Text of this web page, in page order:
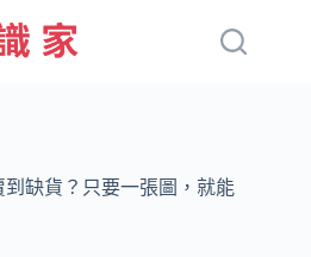
缺貨？只要一張圖，就能